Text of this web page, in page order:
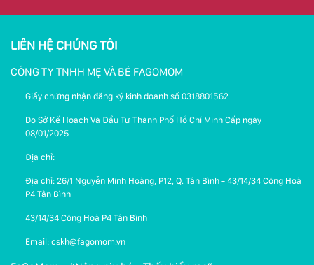
LIÊN HỆ CHÚNG TÔI
CÔNG TY TNHH MẸ VÀ BÉ FAGOMOM
Giấy chứng nhận đăng ký kinh doanh số 0318801562
Do Sở Kế Hoạch Và Đầu Tư Thành Phố Hồ Chí Minh Cấp ngày
08/01/2025
Địa chỉ:
Địa chỉ: 26/1 Nguyễn Minh Hoàng, P12, Q. Tân Bình - 43/14/34 Cộng Hoà
P4 Tân Bình
43/14/34 Cộng Hoà P4 Tân Bình
Email: cskh@fagomom.vn